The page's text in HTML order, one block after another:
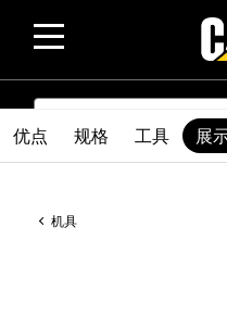
SEARCH
机具
优点 规格 工具 展